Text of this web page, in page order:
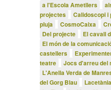
a l'Escola Ametllers
projectes
Calidoscopi i
pluja
CosmoCaixa
Del projecte
El cavall
El món de la
castellers
teatre
Jocs d'arreu del
L'Anella Verda de
del Gorg Blau